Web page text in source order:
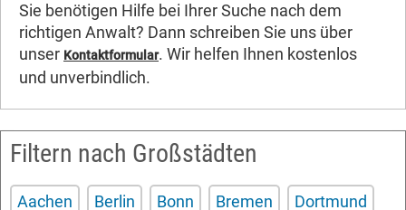
Sie benötigen Hilfe bei Ihrer Suche nach dem
richtigen Anwalt? Dann schreiben Sie uns über
unser Kontaktformular. Wir helfen Ihnen kostenlos
und unverbindlich.
Filtern nach Großstädten
Aachen Berlin Bonn Bremen Dortmund